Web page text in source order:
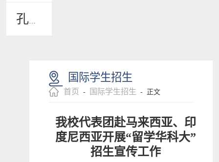
国际学生招生
首页 - 国际学生招生 - 正文
我校代表团赴马来西亚、印
度尼西亚开展“留学华科大”
招生宣传工作